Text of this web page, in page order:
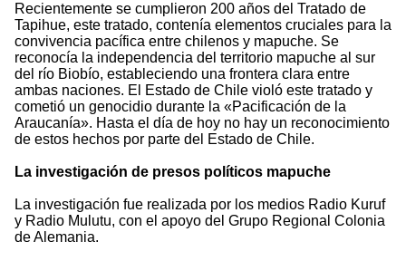
Recientemente se cumplieron 200 años del Tratado de
Tapihue, este tratado, contenía elementos cruciales para la
convivencia pacífica entre chilenos y mapuche. Se
reconocía la independencia del territorio mapuche al sur
del río Biobío, estableciendo una frontera clara entre
ambas naciones. El Estado de Chile violó este tratado y
cometió un genocidio durante la «Pacificación de la
Araucanía». Hasta el día de hoy no hay un reconocimiento
de estos hechos por parte del Estado de Chile.
La investigación de presos políticos mapuche
La investigación fue realizada por los medios Radio Kuruf
y Radio Mulutu, con el apoyo del Grupo Regional Colonia
de Alemania.